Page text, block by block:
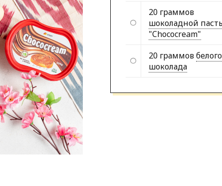
20 граммов
шоколадной
"Chococream"
20 граммовбелого
шоколада